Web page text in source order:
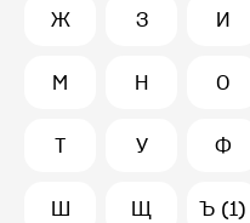
Ж З И
М Н О
Т У Ф
Ш Щ Ъ (1)